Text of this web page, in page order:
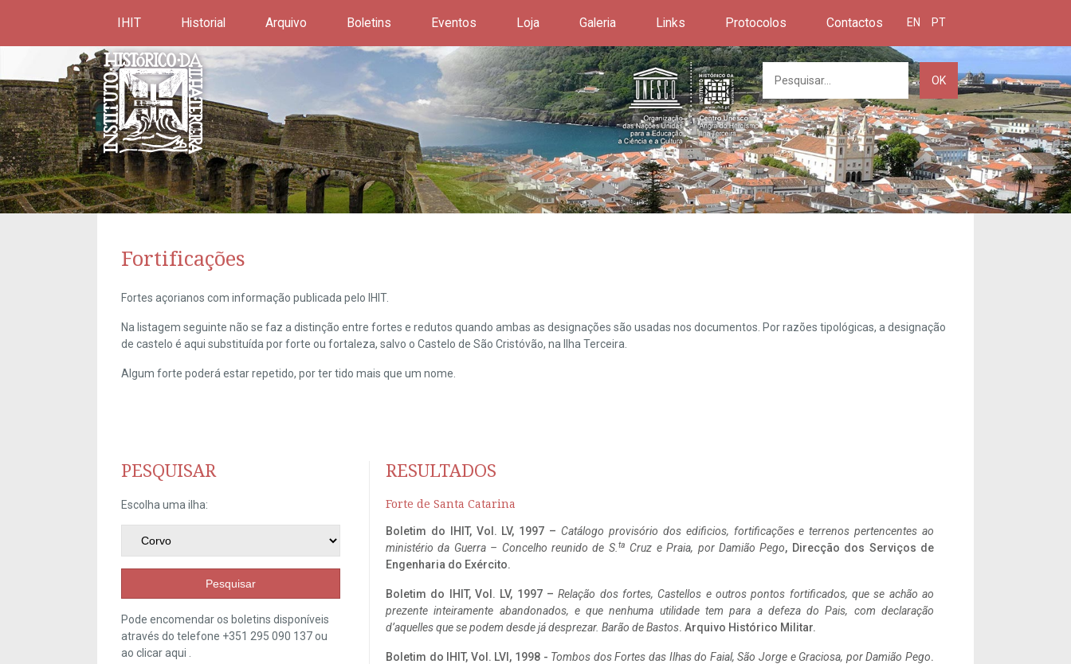
IHIT Historial Arquivo Boletins Eventos Loja Galeria Links Protocolos Contactos EN PT
OK
Fortificações
Fortes açorianos com informação publicada pelo IHIT.
Na listagem seguinte não se faz a distinção entre fortes e redutos quando ambas as designações são usadas nos documentos. Por razões tipológicas, a designação
de castelo é aqui substituída por forte ou fortaleza, salvo o Castelo de São Cristóvão, na Ilha Terceira.
Algum forte poderá estar repetido, por ter tido mais que um nome.
PESQUISAR
Escolha uma ilha:
Pesquisar
Pode encomendar os boletins disponíveis
através do telefone +351 295 090 137 ou
ao clicaraqui
RESULTADOS
Forte de Santa Catarina
Boletim do IHIT, Vol. LV, 1997 – Catálogo provisório dos edificios, fortificações e terrenos pertencentes ao
ministério da Guerra – Concelho reunido de S. ta Cruz e Praia, por Damião Pego, Direcção dos Serviços de
Engenharia do Exército.
Boletim do IHIT, Vol. LV, 1997 –Relação dos fortes, Castellos e outros pontos fortificados, que se achão ao
prezente inteiramente abandonados, e que nenhuma utilidade tem para a defeza do Pais, com declaração
d’aquelles que se podem desde já desprezar. Barão de Bastos. Arquivo Histórico Militar.
Boletim do IHIT, Vol. LVI, 1998 - Tombos dos Fortes das Ilhas do Faial, São Jorge e Graciosa, por Damião Pego.